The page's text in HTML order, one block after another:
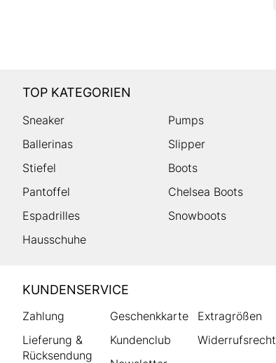
TOP KATEGORIEN
Sneaker Pumps
Ballerinas
Slipper
Stiefel
Boots
Pantoffel
Chelsea Boots
Espadrilles
Snowboots
Hausschuhe
HUMANIC
Footer
KUNDENSERVICE
Zahlung
Lieferung &
Rücksendung
Geschenkkarte
Kundenclub
Extragrößen
Widerrufsrecht